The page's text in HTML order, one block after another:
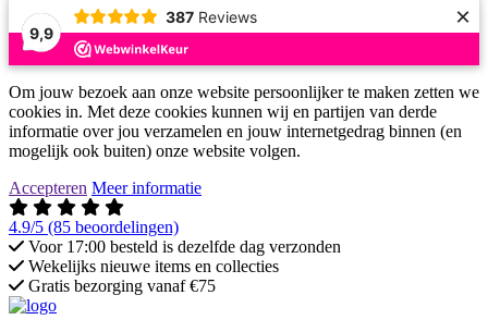
9,9
387 Reviews ×
Om jouw bezoek aan onze website persoonlijker te maken zetten we
cookies in. Met deze cookies kunnen wij en partijen van derde
informatie over jou verzamelen en jouw internetgedrag binnen (en
mogelijk ook buiten) onze website volgen.
Accepteren Meer informatie
4.9/5 (85 beoordelingen)
Voor 17:00 besteld is dezelfde dag verzonden
Wekelijks nieuwe items en collecties
Gratis bezorging vanaf €75